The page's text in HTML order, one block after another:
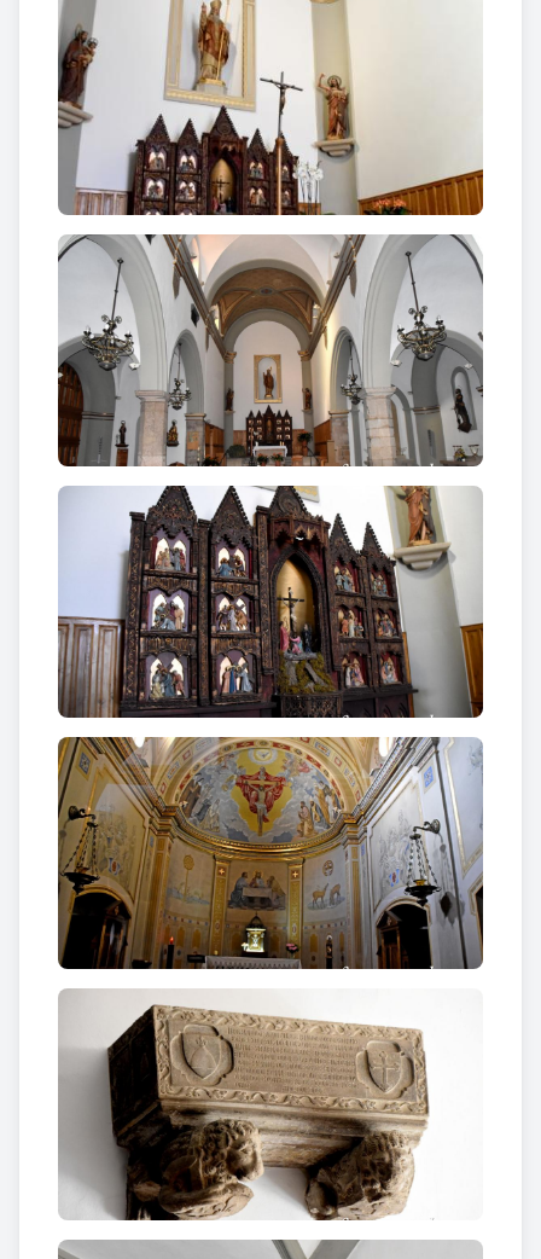
ceràmica vidriada de color verd, sobre la qual hi ha
una estructura de ferro forjat, amb una campana,
una banderola de ferro forjat amb la data 1922 i
una creu.
Es tracta d’untemple de tres naus
, la central més
capelles
. A la dreta trobem lescapelles del Sant
Crist, del Sagrat Cor, de Sant Isidre i de la
Puríssima
; i a l’esquerrael baptisteri amb pintures
de X. Xandri
l'altar de la Verge del Sagrat Cor i una
capella del Santíssimamb pintures
deMassagué,fetes després de la Guerra Civil, i
originals deCodina Langlin. La comunicació entre
les naus laterals i la central està resolta mitjançant
arcs formers de mig punt sostinguts per petits
Presideix l’altar major la figura de Sant Hilari,
flanquejada per Sant Josep i Sant Joan Baptista. La
nau central és de volta de canó interrompuda per
llunetes que serveixen per il·luminar-la. Sobre el
primer tram de la nau central, hi ha un cor.
A l'interior, a més d’algunes restes del primitiu
temple romànic, com un mur i la porta del
baptisteri, reaprofitada, que presenta dues
arquivoltes amb motius vegetals i entrellaçats, hi
trobem la sepultura de Ramon de Gurb i
lleons que porten els escuts dels Gurb
amb flor de llis) i els Blanes (creu bisbal). La tomba
és de pedra i està decorada amb els mateixos escuts
flanquejant un escrit referit als sebollits. Unes
decoracions vegetals voltegen els escuts i la
inscripció.
A l’exterior de l’edifici es conserva un absis